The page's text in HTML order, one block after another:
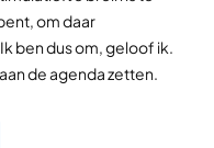
om daar
ben dus om, geloof ik.
de agenda zetten.